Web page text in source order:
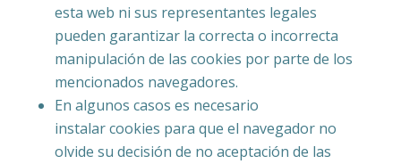
esta web ni sus representantes legales
pueden garantizar la correcta o incorrecta
manipulación de las cookies por parte de los
mencionados navegadores.
En algunos casos es necesario
instalar cookies para que el navegador no
olvide su decisión de no aceptación de las